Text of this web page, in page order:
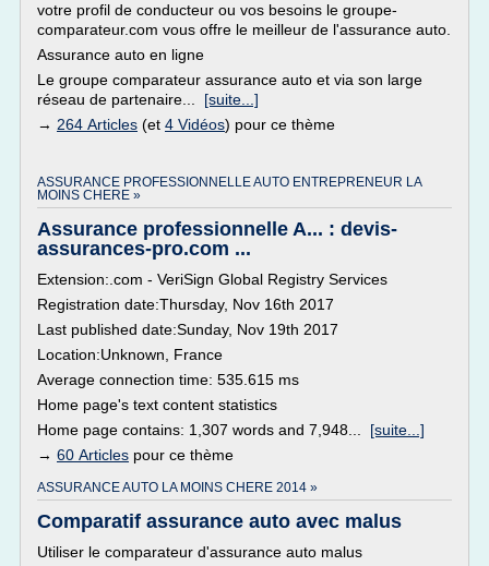
votre profil de conducteur ou vos besoins le groupe-
comparateur.com vous offre le meilleur de l'assurance auto.
Assurance auto en ligne
Le groupe comparateur assurance auto et via son large
réseau de partenaire... [suite...]
→ 264 Articles (et 4 Vidéos) pour ce thème
ASSURANCE PROFESSIONNELLE AUTO ENTREPRENEUR LA
MOINS CHERE »
Assurance professionnelle A... : devis-
assurances-pro.com ...
Extension:.com - VeriSign Global Registry Services
Registration date:Thursday, Nov 16th 2017
Last published date:Sunday, Nov 19th 2017
Location:Unknown, France
Average connection time: 535.615 ms
Home page's text content statistics
Home page contains: 1,307 words and 7,948... [suite...]
→ 60 Articles pour ce thème
ASSURANCE AUTO LA MOINS CHERE 2014 »
Comparatif assurance auto avec malus
Utiliser le comparateur d'assurance auto malus